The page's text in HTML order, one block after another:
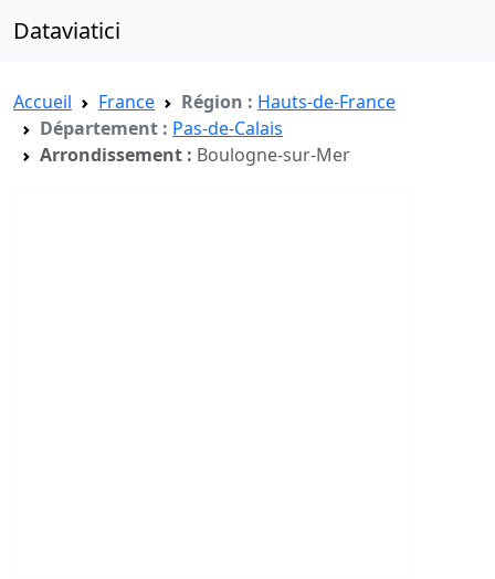
Dataviatici
Accueil France Région : Hauts-de-France
Département : Pas-de-Calais
Arrondissement : Boulogne-sur-Mer